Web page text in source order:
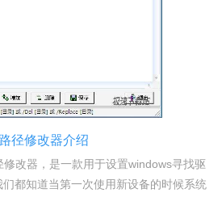
径修改器介绍
改器，是一款用于设置windows寻找驱
都知道当第一次使用新设备的时候系统